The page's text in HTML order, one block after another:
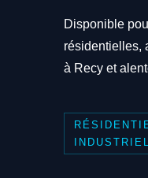
Disponible
résidentielles,
à Recy et
INDUSTRIEL